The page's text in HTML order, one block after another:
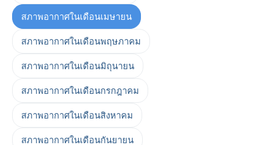
สภาพอากาศในเดือนเมษายน
สภาพอากาศในเดือนพฤษภาคม
สภาพอากาศในเดือนมิถุนายน
สภาพอากาศในเดือนกรกฎาคม
สภาพอากาศในเดือนสิงหาคม
สภาพอากาศในเดือนกันยายน